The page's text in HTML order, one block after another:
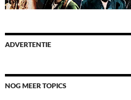
ADVERTENTIE
NOG MEER TOPICS